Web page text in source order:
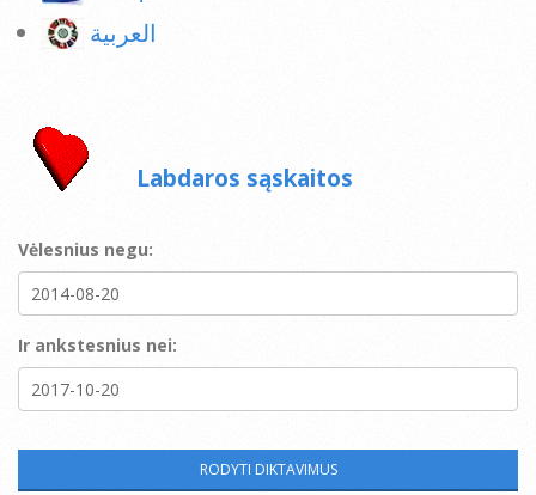
العربية
Labdaros sąskaitos
Vėlesnius negu:
Ir ankstesnius nei: